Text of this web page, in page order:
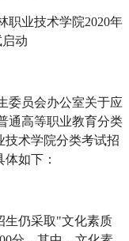
员会办公室关于应
通高等职业教育分类
技术学院分类考试招
如下：
仍采取"文化素质